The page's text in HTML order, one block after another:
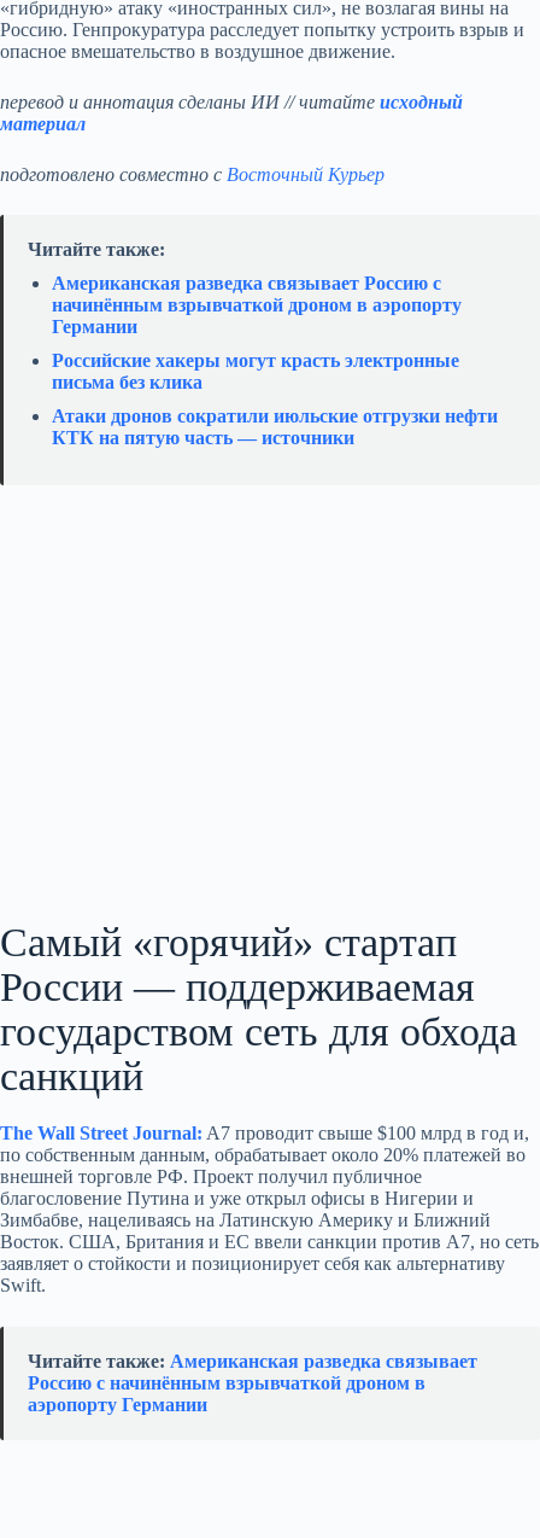
«гибридную» атаку «иностранных сил», не возлагая вины на
Россию. Генпрокуратура расследует попытку устроить взрыв и
опасное вмешательство в воздушное движение.
перевод и аннотация сделаны ИИ // читайте исходный
материал
подготовлено совместно с Восточный Курьер
Читайте также:
Американская разведка связывает Россию с
начинённым взрывчаткой дроном в аэропорту
Германии
Российские хакеры могут красть электронные
письма без клика
Атаки дронов сократили июльские отгрузки нефти
КТК на пятую часть — источники
Самый «горячий» стартап
России — поддерживаемая
государством сеть для обхода
санкций
The Wall Street Journal: A7 проводит свыше $100 млрд в год и,
по собственным данным, обрабатывает около 20% платежей во
внешней торговле РФ. Проект получил публичное
благословение Путина и уже открыл офисы в Нигерии и
Зимбабве, нацеливаясь на Латинскую Америку и Ближний
Восток. США, Британия и ЕС ввели санкции против A7, но сеть
заявляет о стойкости и позиционирует себя как альтернативу
Swift.
Читайте также: Американская разведка связывает
Россию с начинённым взрывчаткой дроном в
аэропорту Германии